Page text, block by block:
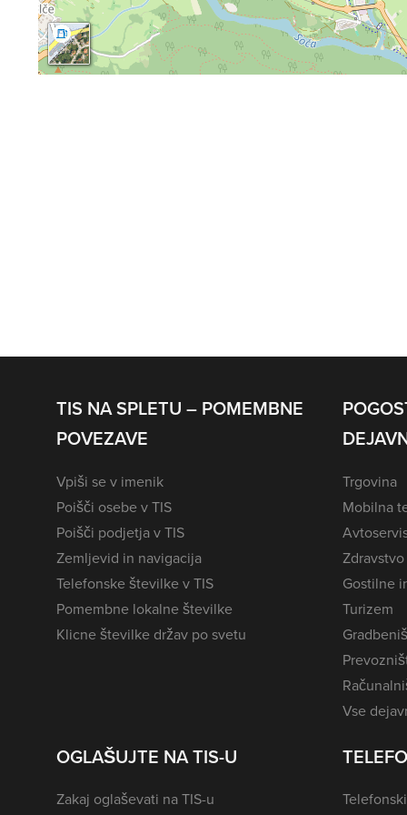
TIS NA SPLETU – POMEMBNE
POVEZAVE
Vpiši se v imenik
Poišči osebe v TIS
Poišči podjetja v TIS
Zemljevid in navigacija
Telefonske številke v TIS
Pomembne lokalne številke
Klicne številke držav po svetu
Trgovina
Mobilna
Zdravstvo
Gostilne
Turizem
Vse
OGLAŠUJTE NA TIS-U
Zakaj oglaševati na TIS-u